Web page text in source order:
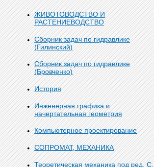
ЖИВОТОВОДСТВО И
РАСТЕНИЕВОДСТВО
Сборник задач по гидравлике
(Гилинский)
Сборник задач по гидравлике
(Бровченко)
История
Инженерная графика и
начертательная геометрия
Компьютерное проектирование
СОПРОМАТ, МЕХАНИКА
Теоретическая механика под ред. С.